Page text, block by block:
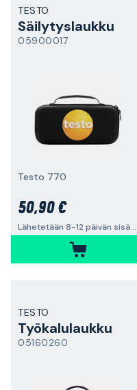
TESTO
Säilytyslaukku
05900017
Testo 770
50,90 €
Lähetetään 8-12 päivän sisällä
TESTO
Työkalulaukku
05160260